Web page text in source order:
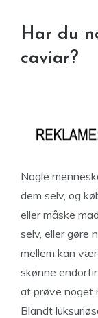
Har du
caviar?
Nogle
dem selv, og
eller måske
selv, eller gøre
mellem kan
skønne
at prøve noget
Blandt